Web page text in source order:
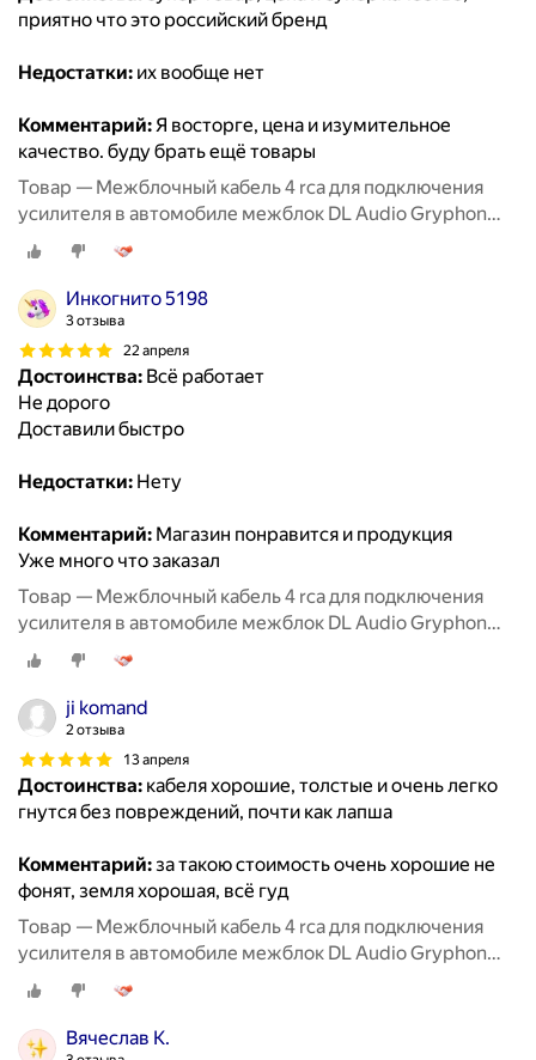
приятно что это российский бренд
Недостатки: их вообще нет
Комментарий:Я восторге, цена и изумительное
качество. буду брать ещё товары
Товар — Межблочный кабель 4 rca для подключения
усилителя в автомобиле межблок DL Audio Gryphon
Lite 4RCA 5M
Инкогнито 5198
3 отзыва
22 апреля
Достоинства: Всё работает
Не дорого
Доставили быстро
Недостатки: Нету
Комментарий: Магазин понравится и продукция
Уже много что заказал
Товар — Межблочный кабель 4 rca для подключения
усилителя в автомобиле межблок DL Audio Gryphon
Lite 4RCA 5M
ji komand
2 отзыва
13 апреля
Достоинства: кабеля хорошие, толстые и очень легко
гнутся без повреждений, почти как лапша
Комментарий:за такою стоимость очень хорошие не
фонят, земля хорошая, всё гуд
Товар — Межблочный кабель 4 rca для подключения
усилителя в автомобиле межблок DL Audio Gryphon
Lite 4RCA 5M
Вячеслав К.